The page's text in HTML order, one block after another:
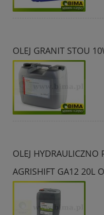
OLEJ GRANIT STOU
OLEJ HYDRAULICZNO
AGRISHIFT GA12 20L